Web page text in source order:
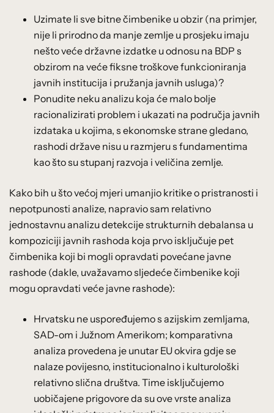
Uzimate li sve bitne čimbenike u obzir (na primjer,
nije li prirodno da manje zemlje u prosjeku imaju
nešto veće državne izdatke u odnosu na BDP s
obzirom na veće fiksne troškove funkcioniranja
javnih institucija i pružanja javnih usluga)?
Ponudite neku analizu koja će malo bolje
racionalizirati problem i ukazati na područja javnih
izdataka u kojima, s ekonomske strane gledano,
rashodi države nisu u razmjeru s fundamentima
kao što su stupanj razvoja i veličina zemlje.
Kako bih u što većoj mjeri umanjio kritike o pristranosti i
nepotpunosti analize, napravio sam relativno
jednostavnu analizu detekcije strukturnih debalansa u
kompoziciji javnih rashoda koja prvo isključuje pet
čimbenika koji bi mogli opravdati povećane javne
rashode (dakle, uvažavamo sljedeće čimbenike koji
mogu opravdati veće javne rashode):
Hrvatsku ne uspoređujemo s azijskim zemljama,
SAD-om i Južnom Amerikom; komparativna
analiza provedena je unutar EU okvira gdje se
nalaze povijesno, institucionalno i kulturološki
relativno slična društva. Time isključujemo
uobičajene prigovore da su ove vrste analiza